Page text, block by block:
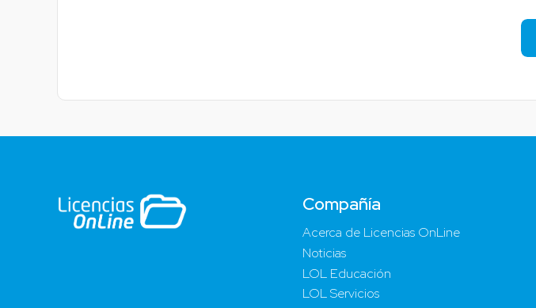
Compañía
Acerca de Licencias OnLine
Noticias
LOL Educación
LOL Servicios